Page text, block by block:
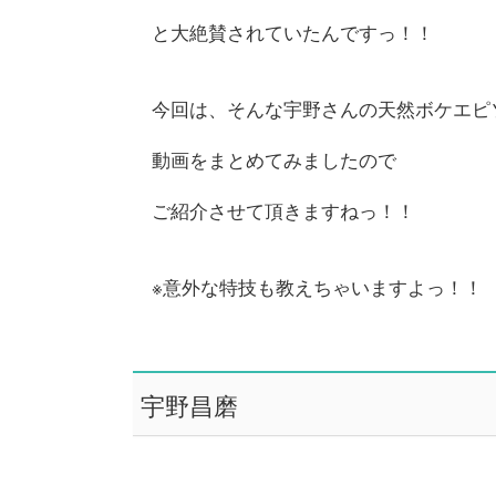
と大絶賛されていたんですっ！！
今回は、そんな宇野さんの天然ボケエ
動画をまとめてみましたので
ご紹介させて頂きますねっ！！
※意外な特技も教えちゃいますよっ！！
宇野昌磨